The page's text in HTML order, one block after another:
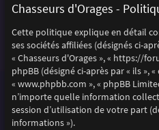
Chasseurs d'Orages -
Cette politique explique en détail
ses sociétés affiliées (désignés ci-
« Chasseurs d'Orages », « https://
phpBB (désigné ci-après par « ils »,
« www.phpbb.com », « phpBB
n’importe quelle information
session d’utilisation de votre part
informations »).